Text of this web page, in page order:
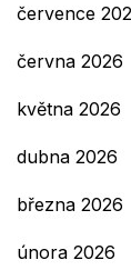
července
června 2026
května 2026
dubna 2026
března 2026
února 2026